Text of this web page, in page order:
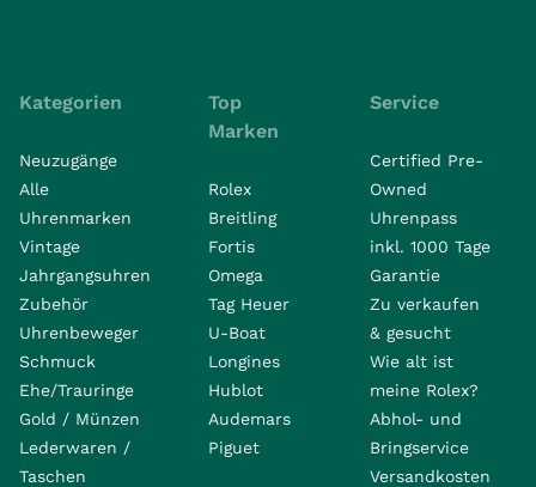
Kategorien
Neuzugänge
Alle
Uhrenmarken
Vintage
Jahrgangsuhren
Zubehör
Uhrenbeweger
Schmuck
Ehe/Trauringe
Gold / Münzen
Lederwaren /
Taschen
Top
Marken
Rolex
Breitling
Fortis
Omega
Tag Heuer
U-Boat
Longines
Hublot
Audemars
Piguet
Service
Certified Pre-
Owned
Uhrenpass
inkl. 1000 Tage
Garantie
Zu verkaufen
& gesucht
Wie alt ist
meine Rolex?
Abhol- und
Bringservice
Versandkosten